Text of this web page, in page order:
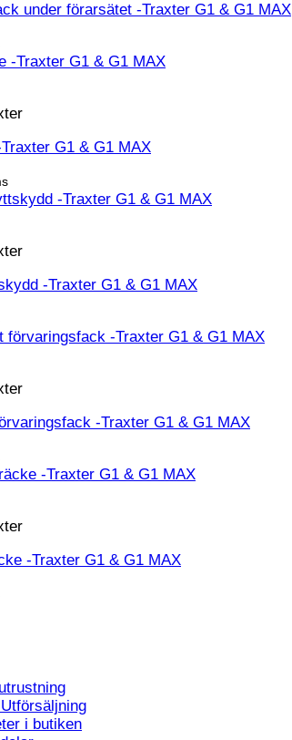
under förarsätet -Traxter G1 & G1 MAX
G1 & G1 MAX
-Traxter G1 & G1 MAX
-Traxter G1 & G1 MAX
-Traxter G1 & G1 MAX
i butiken